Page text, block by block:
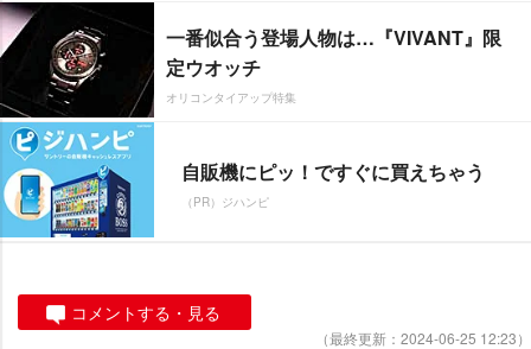
一番似合う登場人物は…『VIVANT』限
定ウオッチ
オリコンタイアップ特集
自販機にピッ！ですぐに買えちゃう
（PR）ジハンピ
コメントする・見る
（最終更新：2024-06-25 12:23）